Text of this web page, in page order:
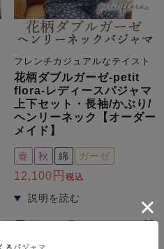
フレンチカジュアルなテイスト
花柄ダブルガーゼ-petit
flora-レディースパジャマ
上下セット・長袖/かぶり/
ヘンリーネック【オーダー
メイド】
春 秋 綿 ガーゼ
12,100 税込